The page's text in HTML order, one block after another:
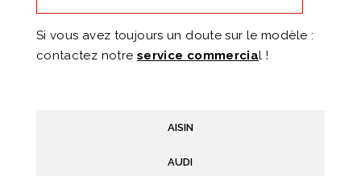
Si vous avez toujours un doute sur le modèle :
contactez notre service commercial !
AISIN
AUDI